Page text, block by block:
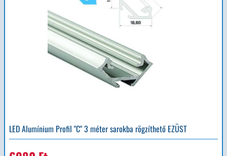
LED Alumínium Profil "C" 3 méter sarokba rögzíthető EZÜST